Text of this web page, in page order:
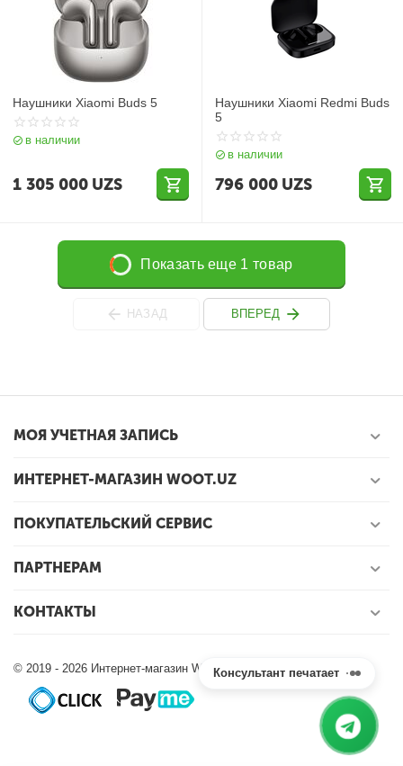
Наушники Xiaomi Buds 5
в наличии
1 305 000 UZS
Наушники Xiaomi Redmi Buds
5
в наличии
796 000 UZS
Показать еще 1 товар
НАЗАД ВПЕРЕД
МОЯ УЧЕТНАЯ ЗАПИСЬ
ИНТЕРНЕТ-МАГАЗИН WOOT.UZ
ПОКУПАТЕЛЬСКИЙ СЕРВИС
ПАРТНЕРАМ
КОНТАКТЫ
© 2019 - 2026 Интернет-магазин Woot.uz.Консультант печатает